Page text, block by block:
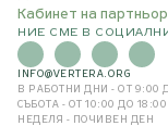
Кабинет на
НИЕ СМЕ В
INFO@VERTERA.ORG
В РАБОТНИ ДНИ - ОТ 9:00
СЪБОТА - ОТ 10:00 ДО 18:00
НЕДЕЛЯ - ПОЧИВЕН ДЕН